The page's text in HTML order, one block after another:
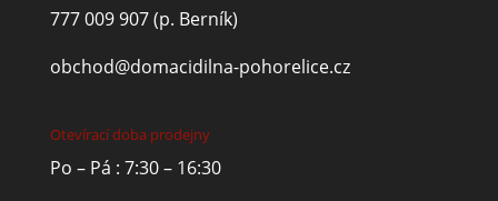
777 009 907(p. Berník)
obchod@domacidilna-pohorelice.cz
Otevírací doba prodejny
Po – Pá : 7:30 – 16:30